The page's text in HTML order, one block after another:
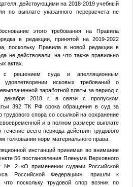
действующими на 2018-2019 учебный
по выплате указанного перерасчета не
этого требования на Правила
в редакции, принятой на 2019-2022
поскольку Правила в новой редакции в
не действовали, на что также правильно
актах.
с решением суда и апелляционным
исковых требований о
заработной платы за период с
2018 г. в связи с пропуском
392 ТК РФ срока обращения в суд за
трудового спора со ссылкой на сохранение
и в полном размере выплате
всего периода действия трудового
толковании норм материального права.
инстанций принимая во внимание
56 постановления Пленума Верховного
№ 2 «О применении судами Российской
Российской Федерации», пришли к
поскольку трудовой спор возник по